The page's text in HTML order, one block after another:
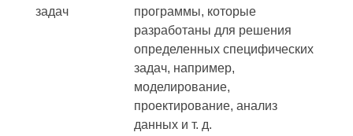
задач
программы, которые
разработаны для решения
определенных специфических
задач, например,
моделирование,
проектирование, анализ
данных и т. д.